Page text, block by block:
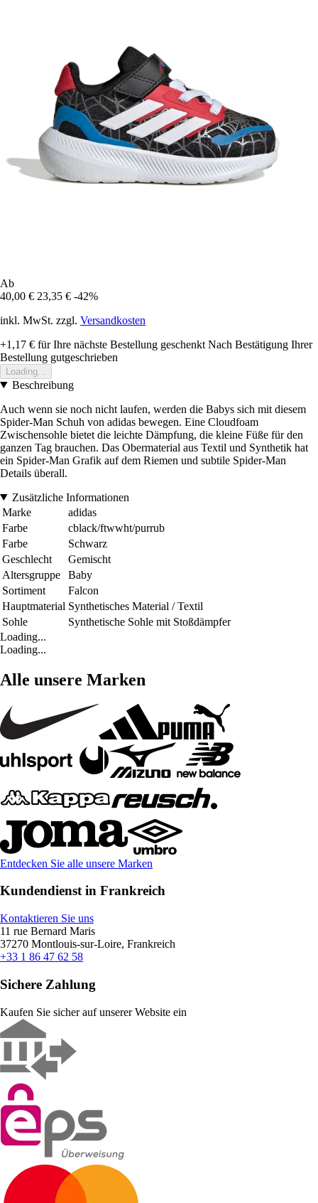
Ab
40,00 € 23,35 € -42%
inkl. MwSt. zzgl. Versandkosten
+1,17 € für Ihre nächste Bestellung geschenkt Nach Bestätigung Ihrer
Bestellung gutgeschrieben
Loading...
Beschreibung
Auch wenn sie noch nicht laufen, werden die Babys sich mit diesem
Spider-Man Schuh von adidas bewegen. Eine Cloudfoam
Zwischensohle bietet die leichte Dämpfung, die kleine Füße für den
ganzen Tag brauchen. Das Obermaterial aus Textil und Synthetik hat
ein Spider-Man Grafik auf dem Riemen und subtile Spider-Man
Details überall.
Zusätzliche Informationen
Marke
adidas
Farbe
cblack/ftwwht/purrub
Farbe
Schwarz
Geschlecht
Gemischt
Altersgruppe
Baby
Sortiment
Falcon
Hauptmaterial Synthetisches Material / Textil
Sohle
Synthetische Sohle mit Stoßdämpfer
Loading...
Loading...
Alle unsere Marken
Entdecken Sie alle unsere Marken
Kundendienst in Frankreich
Kontaktieren Sie uns
11 rue Bernard Maris
37270 Montlouis-sur-Loire, Frankreich
+33 1 86 47 62 58
Sichere Zahlung
Kaufen Sie sicher auf unserer Website ein